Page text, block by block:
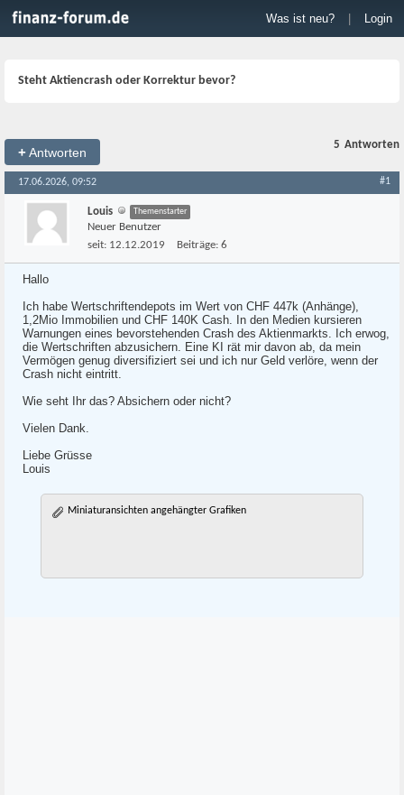
Was ist neu? Login
Steht Aktiencrash oder Korrektur bevor?
+Antworten
5 Antworten
17.06.2026, 09:52 #1
Louis Themenstarter
Neuer Benutzer
seit: 12.12.2019 Beiträge: 6
Hallo
Ich habe Wertschriftendepots im Wert von CHF 447k (Anhänge),
1,2Mio Immobilien und CHF 140K Cash. In den Medien kursieren
Warnungen eines bevorstehenden Crash des Aktienmarkts. Ich erwog,
die Wertschriften abzusichern. Eine KI rät mir davon ab, da mein
Vermögen genug diversifiziert sei und ich nur Geld verlöre, wenn der
Crash nicht eintritt.
Wie seht Ihr das? Absichern oder nicht?
Vielen Dank.
Liebe Grüsse
Louis
Miniaturansichten angehängter Grafiken